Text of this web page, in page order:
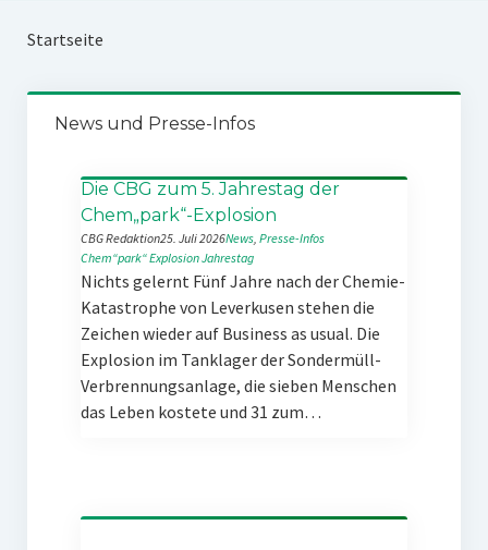
Startseite
News und Presse-Infos
Die CBG zum 5. Jahrestag der
Chem„park“-Explosion
CBG Redaktion25. Juli 2026News, Presse-Infos
Chem“park“ExplosionJahrestag
Nichts gelernt Fünf Jahre nach der Chemie-
Katastrophe von Leverkusen stehen die
Zeichen wieder auf Business as usual. Die
Explosion im Tanklager der Sondermüll-
Verbrennungsanlage, die sieben Menschen
das Leben kostete und 31 zum…